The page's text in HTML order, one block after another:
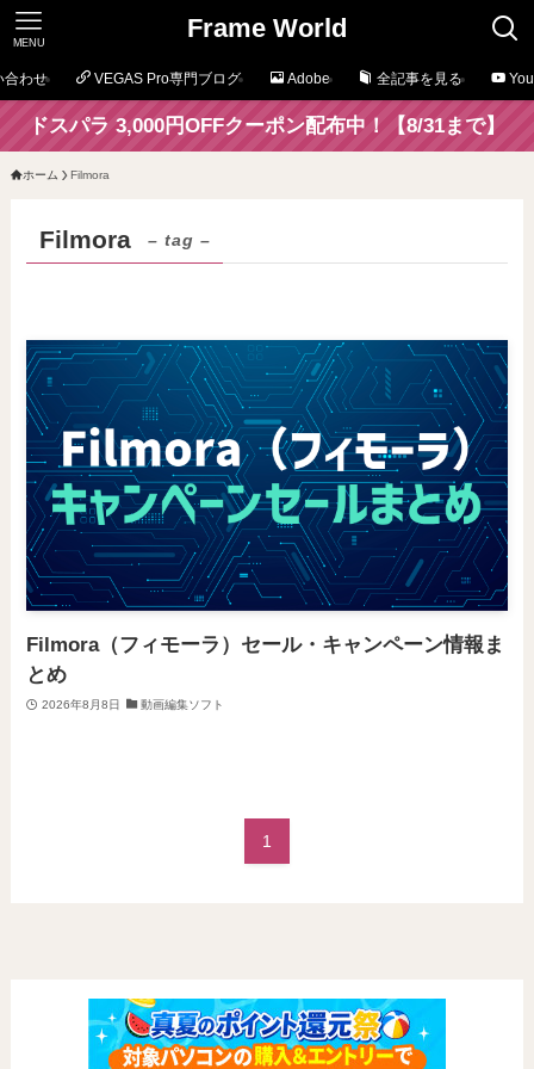
Frame World
MENU
わせ VEGAS Pro専門ブログ Adobe 全記事を見る
ドスパラ 3,000円OFFクーポン配布中！【8/31まで】
ホーム Filmora
Filmora – tag –
Filmora（フィモーラ）セール・キャンペーン情報ま
とめ
2026年8月8日 動画編集ソフト
1